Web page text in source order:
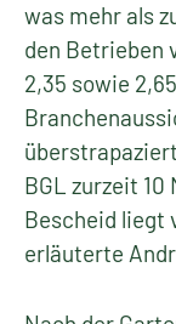
was mehr als
den Betrieben
2,35 sowie
BGL zurzeit
Bescheid liegt
erläuterte